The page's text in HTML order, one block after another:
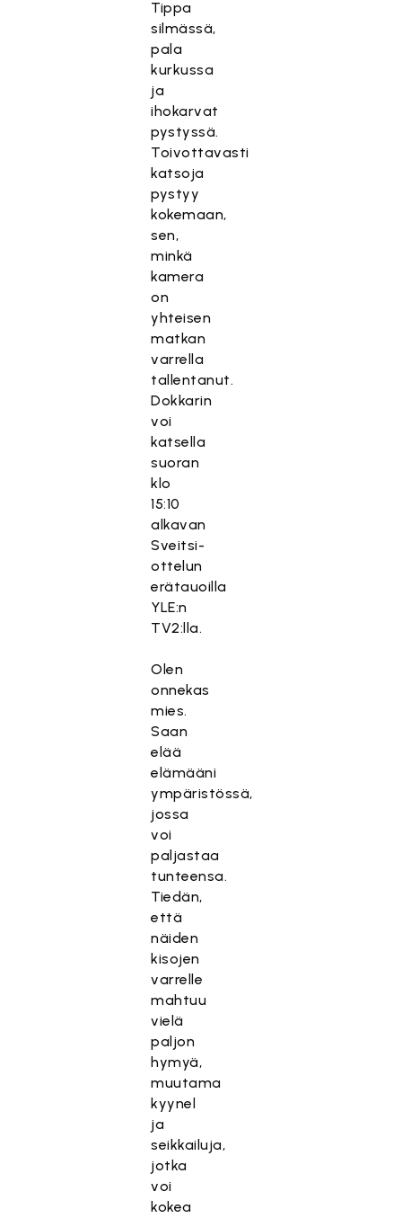
Tippa
silmässä,
pala
kurkussa
ja
ihokarvat
pystyssä.
Toivottavasti
katsoja
pystyy
kokemaan,
sen,
minkä
kamera
on
yhteisen
matkan
varrella
tallentanut.
Dokkarin
voi
katsella
suoran
klo
15:10
alkavan
Sveitsi-
ottelun
erätauoilla
YLE:n
TV2:lla.
Olen
onnekas
mies.
Saan
elää
elämääni
ympäristössä,
jossa
voi
paljastaa
tunteensa.
Tiedän,
että
näiden
kisojen
varrelle
mahtuu
vielä
paljon
hymyä,
muutama
kyynel
ja
seikkailuja,
jotka
voi
kokea